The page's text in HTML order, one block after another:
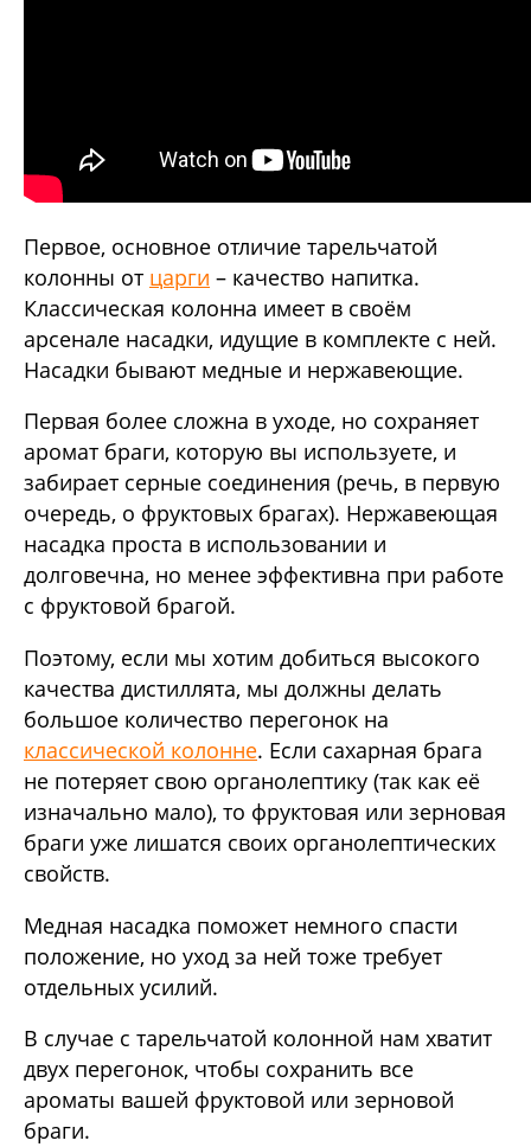
Первое, основное отличие тарельчатой
колонны от царги – качество напитка.
Классическая колонна имеет в своём
арсенале насадки, идущие в комплекте с ней.
Насадки бывают медные и нержавеющие.
Первая более сложна в уходе, но сохраняет
аромат браги, которую вы используете, и
забирает серные соединения (речь, в первую
очередь, о фруктовых брагах). Нержавеющая
насадка проста в использовании и
долговечна, но менее эффективна при работе
с фруктовой брагой.
Поэтому, если мы хотим добиться высокого
качества дистиллята, мы должны делать
большое количество перегонок на
классической колонне. Если сахарная брага
не потеряет свою органолептику (так как её
изначально мало), то фруктовая или зерновая
браги уже лишатся своих органолептических
свойств.
Медная насадка поможет немного спасти
положение, но уход за ней тоже требует
отдельных усилий.
В случае с тарельчатой колонной нам хватит
двух перегонок, чтобы сохранить все
ароматы вашей фруктовой или зерновой
браги.